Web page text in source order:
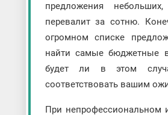
предложения
перевалит за сотню.
огромном списке
найти самые бюджетные
будет ли в этом
соответствовать вашим
При непрофессиональном